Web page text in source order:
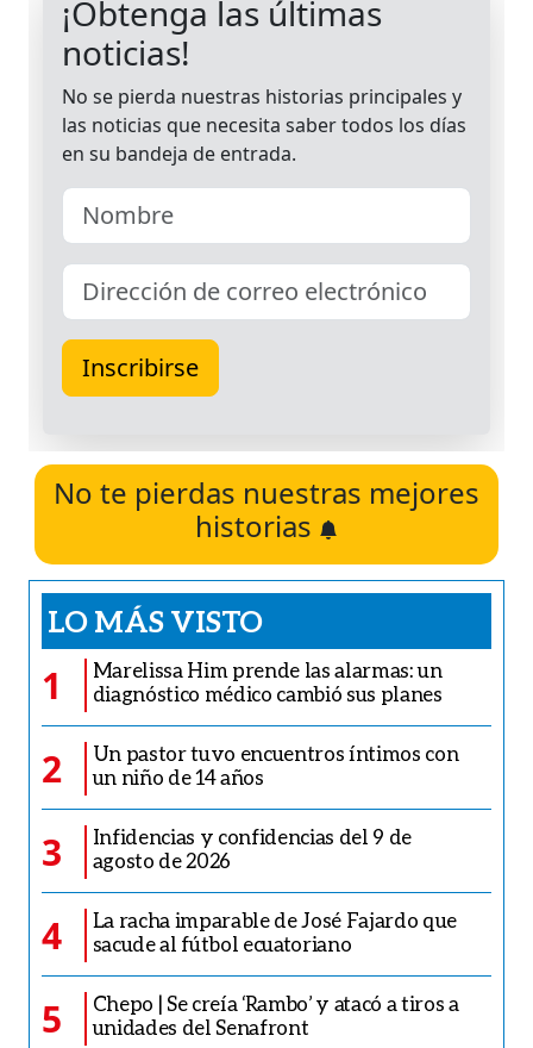
No te pierdas nuestras mejores
historias
LO MÁS VISTO
1
Marelissa Him prende las alarmas: un
diagnóstico médico cambió sus planes
2
Un pastor tuvo encuentros íntimos con
un niño de 14 años
3
Infidencias y confidencias del 9 de
agosto de 2026
4
La racha imparable de José Fajardo que
sacude al fútbol ecuatoriano
5
Chepo | Se creía ‘Rambo’ y atacó a tiros a
unidades del Senafront